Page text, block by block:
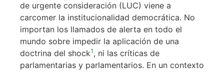
de urgente consideración (LUC) viene a
carcomer la institucionalidad democrática. No
importan los llamados de alerta en todo el
mundo sobre impedir la aplicación de una
doctrina del shock1 , ni las críticas de
parlamentarias y parlamentarios. En un contexto